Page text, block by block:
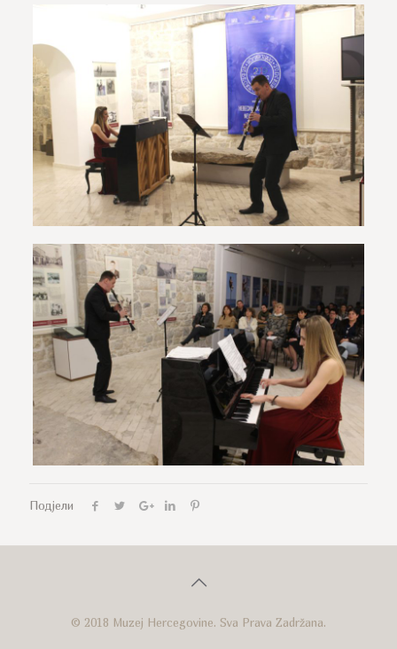
Подјели
© 2018 Muzej Hercegovine. Sva Prava Zadržana.